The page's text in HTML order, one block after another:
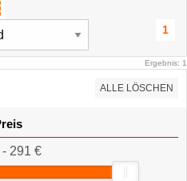
1
Ergebnis: 1
ALLE LÖSCHEN
291 €